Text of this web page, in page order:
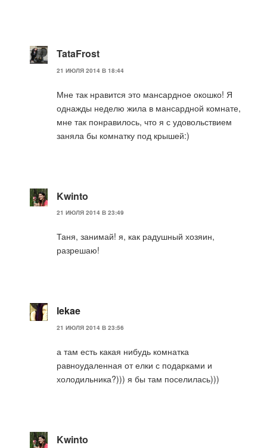
TataFrost
21 ИЮЛЯ 2014 В 18:44
Мне так нравится это мансардное окошко! Я
однажды неделю жила в мансардной комнате,
мне так понравилось, что я с удовольствием
заняла бы комнатку под крышей:)
Kwinto
21 ИЮЛЯ 2014 В 23:49
Таня, занимай! я, как радушный хозяин,
разрешаю!
lekae
21 ИЮЛЯ 2014 В 23:56
а там есть какая нибудь комнатка
равноудаленная от елки с подарками и
холодильника?))) я бы там поселилась)))
Kwinto